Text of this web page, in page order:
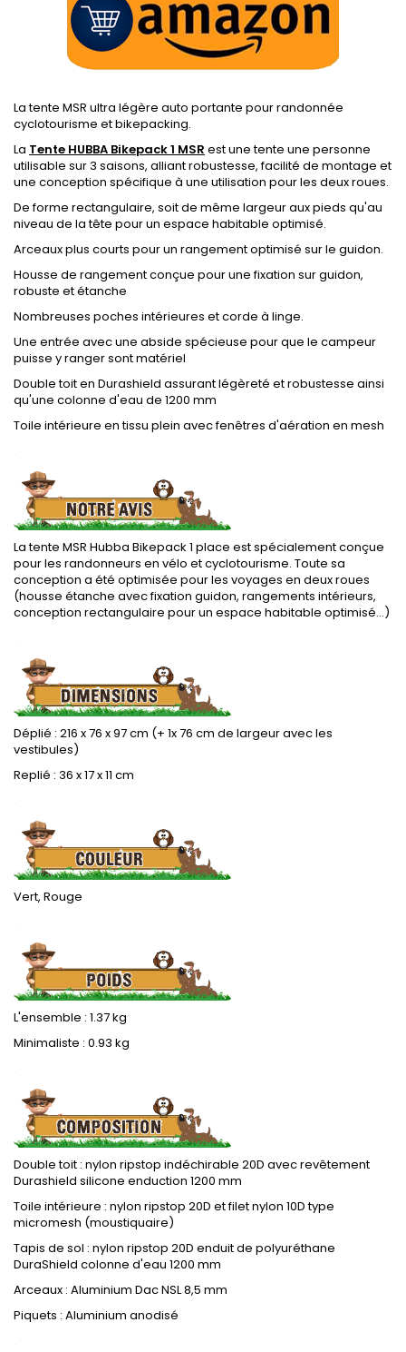
La tente MSR ultra légère auto portante pour randonnée
cyclotourisme et bikepacking.
La Tente HUBBA Bikepack 1 MSR est une tente une personne
utilisable sur 3 saisons, alliant robustesse, facilité de montage et
une conception spécifique à une utilisation pour les deux roues.
De forme rectangulaire, soit de même largeur aux pieds qu'au
niveau de la tête pour un espace habitable optimisé.
Arceaux plus courts pour un rangement optimisé sur le guidon.
Housse de rangement conçue pour une fixation sur guidon,
robuste et étanche
Nombreuses poches intérieures et corde à linge.
Une entrée avec une abside spécieuse pour que le campeur
puisse y ranger sont matériel
Double toit en Durashield assurant légèreté et robustesse ainsi
qu'une colonne d'eau de 1200 mm
Toile intérieure en tissu plein avec fenêtres d'aération en mesh
.
La tente MSR Hubba Bikepack 1 place est spécialement conçue
pour les randonneurs en vélo et cyclotourisme. Toute sa
conception a été optimisée pour les voyages en deux roues
(housse étanche avec fixation guidon, rangements intérieurs,
conception rectangulaire pour un espace habitable optimisé...)
.
Déplié : 216 x 76 x 97 cm (+ 1x 76 cm de largeur avec les
vestibules)
Replié : 36 x 17 x 11 cm
.
Vert, Rouge
.
L'ensemble : 1.37 kg
Minimaliste : 0.93 kg
.
Double toit : nylon ripstop indéchirable 20D avec revêtement
Durashield silicone enduction 1200 mm
Toile intérieure : nylon ripstop 20D et filet nylon 10D type
micromesh (moustiquaire)
Tapis de sol : nylon ripstop 20D enduit de polyuréthane
DuraShield colonne d'eau 1200 mm
Arceaux : Aluminium Dac NSL 8,5 mm
Piquets : Aluminium anodisé
.